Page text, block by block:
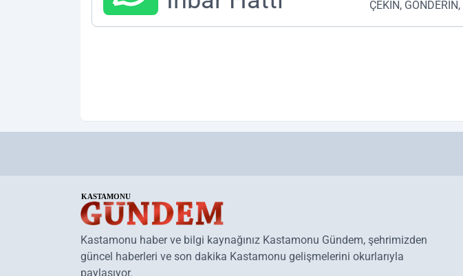
ÇEKİN,
Kastamonu haber ve bilgi kaynağınız Kastamonu Gündem, şehrimizden
güncel haberleri ve son dakika Kastamonu gelişmelerini okurlarıyla
paylaşıyor.